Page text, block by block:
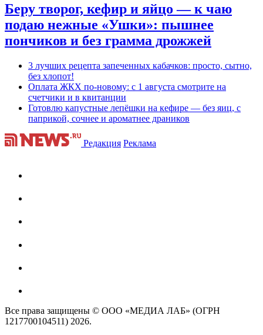
Беру творог, кефир и яйцо — к чаю
подаю нежные «Ушки»: пышнее
пончиков и без грамма дрожжей
3 лучших рецепта запеченных кабачков: просто, сытно,
без хлопот!
Оплата ЖКХ по-новому: с 1 августа смотрите на
счетчики и в квитанции
Готовлю капустные лепёшки на кефире — без яиц, с
паприкой, сочнее и ароматнее драников
Редакция Реклама
Все права защищены © ООО «МЕДИА ЛАБ» (ОГРН
1217700104511) 2026.